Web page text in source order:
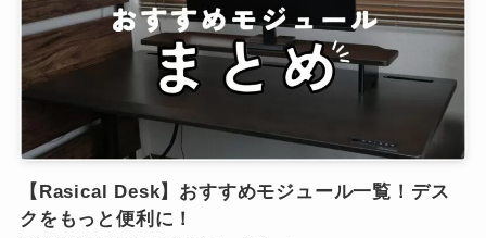
【Rasical Desk】おすすめモジュール一覧！デス
クをもっと便利に！